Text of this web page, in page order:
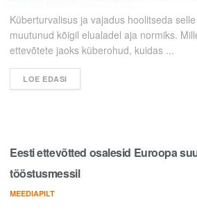
Küberturvalisus ja vajadus hoolitseda
muutunud kõigil elualadel aja normiks.
ettevõtete jaoks küberohud, kuidas ...
LOE EDASI
Eesti ettevõtted osalesid Euroopa
tööstusmessil
MEEDIAPILT